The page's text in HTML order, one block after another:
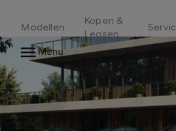
Modellen
Kopen &
Leasen
Menu